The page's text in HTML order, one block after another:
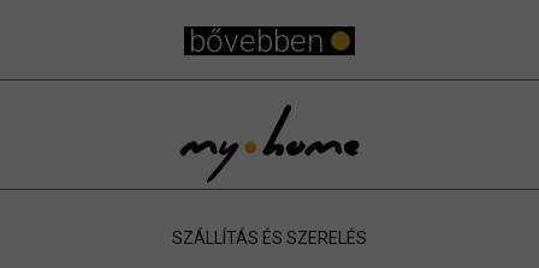
bővebben
SZÁLLÍTÁS ÉS SZERELÉS